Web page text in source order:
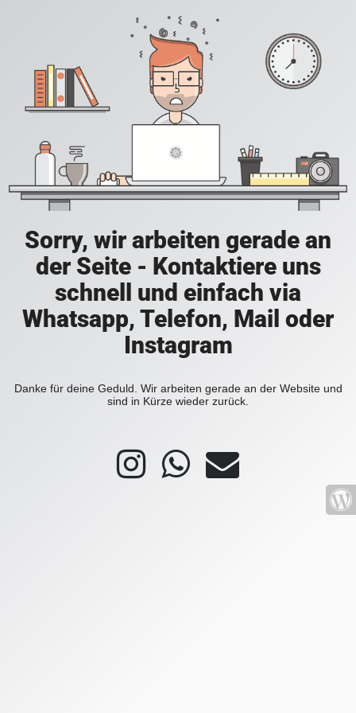
Sorry, wir arbeiten gerade an
der Seite - Kontaktiere uns
schnell und einfach via
Whatsapp, Telefon, Mail oder
Instagram
Danke für deine Geduld. Wir arbeiten gerade an der Website und
sind in Kürze wieder zurück.